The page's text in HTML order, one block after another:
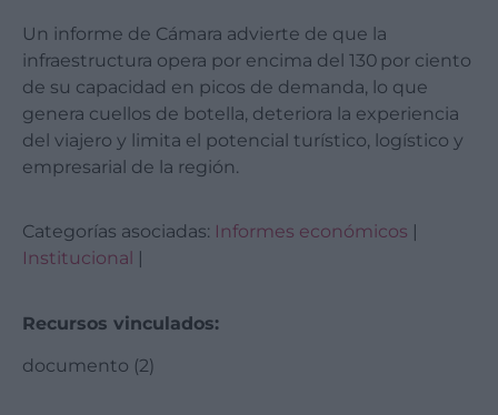
Un informe de Cámara advierte de que la
infraestructura opera por encima del 130 por ciento
de su capacidad en picos de demanda, lo que
genera cuellos de botella, deteriora la experiencia
del viajero y limita el potencial turístico, logístico y
empresarial de la región.
Categorías asociadas: Informes económicos
Institucional
Recursos vinculados:
documento (2)